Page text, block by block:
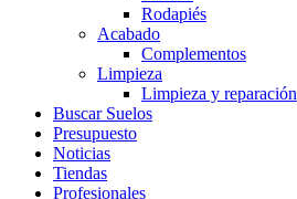
Rodapiés
Acabado
Complementos
Limpieza
Limpieza y reparación
Buscar Suelos
Presupuesto
Noticias
Tiendas
Profesionales